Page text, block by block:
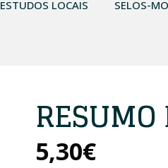
ESTUDOS LOCAIS SELOS-
5,30€